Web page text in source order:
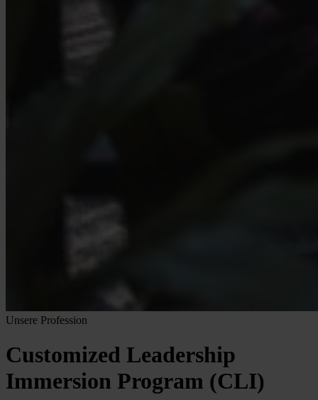
Unsere Profession
Customized Leadership
Immersion Program (CLI)